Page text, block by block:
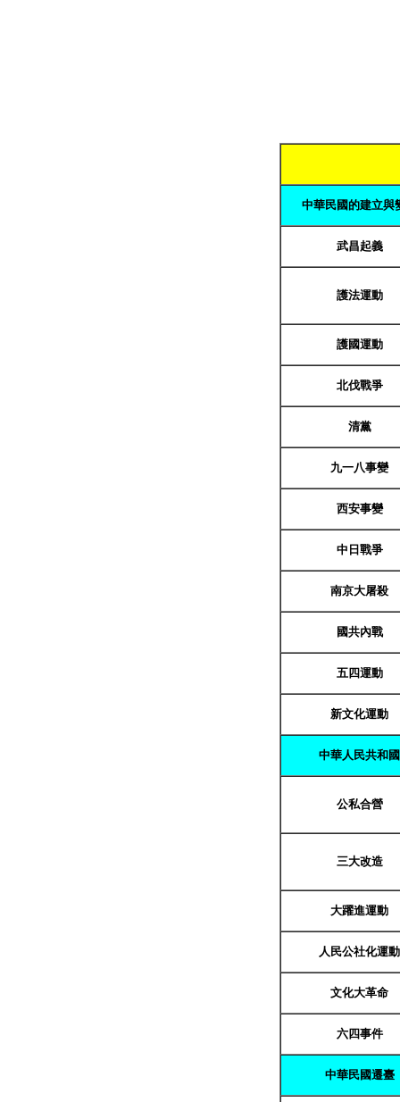
中華民國的建立與
武昌起義
護法運動
護國運動
北伐戰爭
清黨
九一八事變
西安事變
中日戰爭
南京大屠殺
國共內戰
五四運動
新文化運動
中華人民共和國
公私合營
三大改造
大躍進運動
人民公社化運動
文化大革命
六四事件
中華民國遷臺